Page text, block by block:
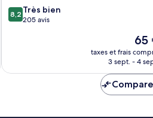
8.2
sur
8,2 Très bien
205 avis
Le
prix
de
65 €
65
taxes et frais
3 sept. - 4